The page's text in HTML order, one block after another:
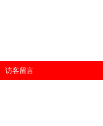
访客留言